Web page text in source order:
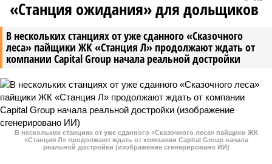
В нескольких станциях от уже сданного «Сказочного
леса» пайщики ЖК «Станция Л» продолжают ждать от
компании Capital Group начала реальной достройки
«Станция ожидания» для дольщиков
В нескольких станциях от уже сданного «Сказочного леса» пайщики ЖК
«Станция Л» продолжают ждать от компании Capital Group начала
реальной достройки (изображение сгенерировано ИИ)